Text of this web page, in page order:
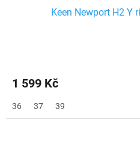
Keen Newport H2 Y
1 599 Kč
36 37 39